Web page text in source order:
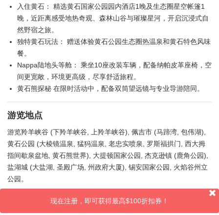
入住黄石： 精选黄石国家公园园内酒店1晚及生态圈星空帐篷1
晚，近距离感受地热奇观、森林山谷与璀璨星河，开启沉浸式自
然野宿之旅。
独特黄石玩法： 赠送体验黄石公园生态圈热温泉和黄石特色风味
餐。
Nappa陆地头等舱： 乘坐10座改装车辆，配备纳帕皮革座椅，空
间更宽敞，环境更高级，尽享舒适旅程。
黄石熊探秘 在限时活动中，配备双筒望远镜与专业导游陪同。
游览地点
游览羚羊峡谷 (下羚羊峡谷, 上羚羊峡谷), 佩吉市 (马蹄湾, 包伟湖),
黄石公园 (大棱镜温泉, 猛犸温泉, 老忠实喷泉, 罗斯福拱门, 西大拇
指间歇泉盆地, 黄石熊世界), 大提顿国家公园, 杰克逊镇 (鹿角公园),
盐湖城 (大盐湖, 圣殿广场, 州政府大厦), 锡安国家公园, 火焰谷州立
公园。
现在注册，即可获得最高$100折扣券！